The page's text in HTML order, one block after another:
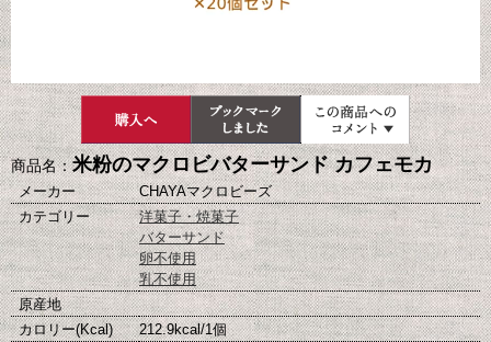
商品名：米粉のマクロビバターサンド カフェモカ
メーカー
CHAYAマクロビーズ
カテゴリー
洋菓子・焼菓子
バターサンド
卵不使用
乳不使用
原産地
カロリー(Kcal)
212.9kcal/1個